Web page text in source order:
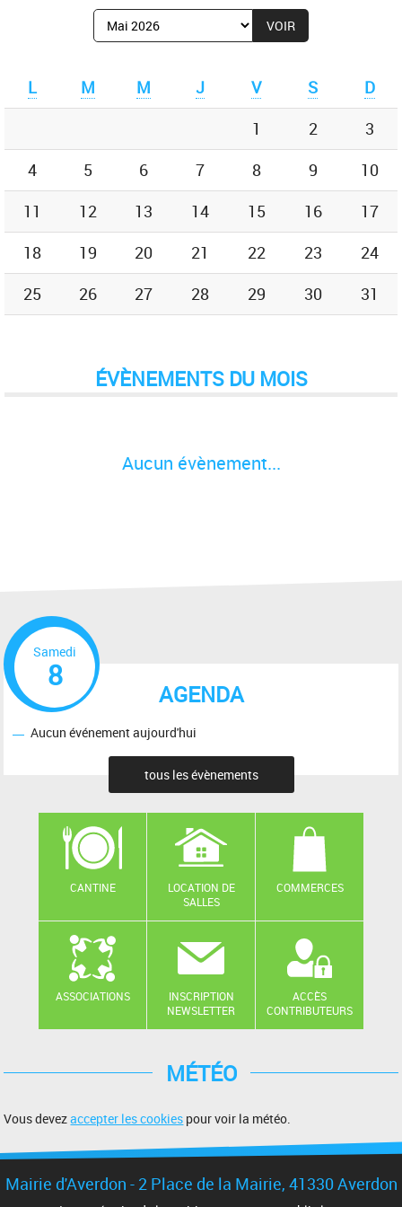
Afficher
le
de
:
L M M J V S
D
1
2
3
4
5 6 7 8 9
10
11
12 13 14 15 16
17
18
19 20 21 22 23
24
25
26 27 28 29 30 31
ÉVÈNEMENTS DU MOIS
Aucun évènement...
AGENDA
Samedi
8
Aucun événement aujourd'hui
tous les évènements
CANTINE
LOCATION DE
SALLES
COMMERCES
ASSOCIATIONS
INSCRIPTION
NEWSLETTER
ACCÈS
CONTRIBUTEURS
MÉTÉO
Vous devezaccepter les cookies pour voir la météo.
Mairie d'Averdon - 2 Place de la Mairie, 41330 Averdon